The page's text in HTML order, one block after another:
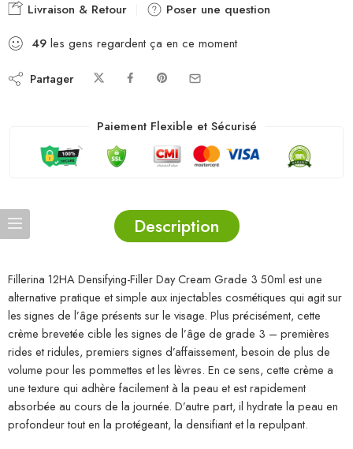
Livraison & Retour
Poser une question
49 les gens regardent ça en ce moment
Partager
Paiement Flexible et Sécurisé
Description
Fillerina 12HA Densifying-Filler Day Cream Grade 3 50ml est une
alternative pratique et simple aux injectables cosmétiques qui agit sur
les signes de l’âge présents sur le visage. Plus précisément, cette
crème brevetée cible les signes de l’âge de grade 3 – premières
rides et ridules, premiers signes d’affaissement, besoin de plus de
volume pour les pommettes et les lèvres. En ce sens, cette crème a
une texture qui adhère facilement à la peau et est rapidement
absorbée au cours de la journée. D’autre part, il hydrate la peau en
profondeur tout en la protégeant, la densifiant et la repulpant.